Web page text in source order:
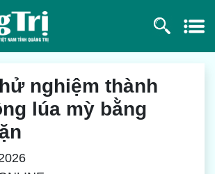
nghiệm thành
lúa mỳ bằng